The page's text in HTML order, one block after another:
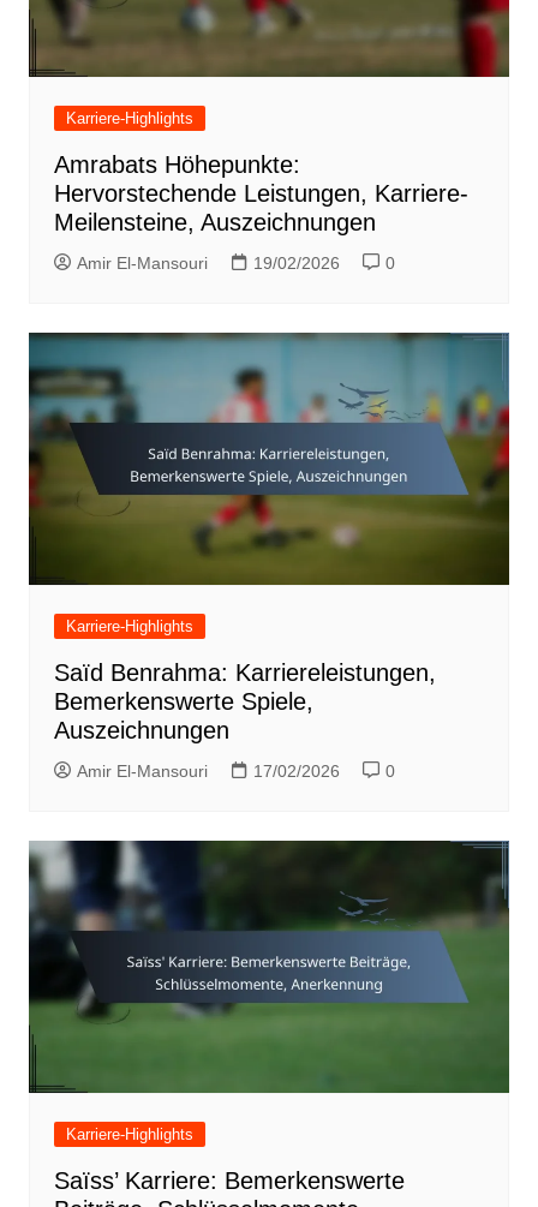
Karriere-Highlights
Amrabats Höhepunkte:
Hervorstechende Leistungen, Karriere-
Meilensteine, Auszeichnungen
Amir El-Mansouri 19/02/2026 0
Karriere-Highlights
Saïd Benrahma: Karriereleistungen,
Bemerkenswerte Spiele,
Auszeichnungen
Amir El-Mansouri 17/02/2026 0
Karriere-Highlights
Saïss’ Karriere: Bemerkenswerte